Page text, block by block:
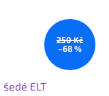
250 Kč
–68 %
ELT